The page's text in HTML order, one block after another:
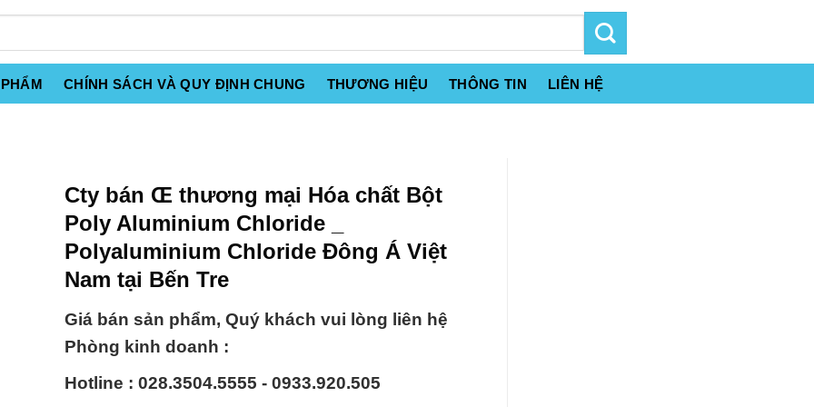
CHÍNH SÁCH VÀ QUY ĐỊNH CHUNG THƯƠNG HIỆU THÔNG TIN LIÊN HỆ
Cty bán Œ thương mại Hóa chất Bột
Poly Aluminium Chloride _
Polyaluminium Chloride Đông Á Việt
Nam tại Bến Tre
Giá bán sản phẩm, Quý khách vui lòng liên hệ
Phòng kinh doanh :
Hotline : 028.3504.5555 - 0933.920.505